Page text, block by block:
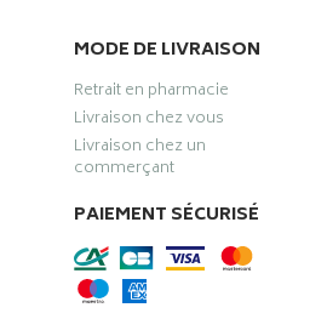
MODE DE LIVRAISON
Retrait en pharmacie
Livraison chez vous
Livraison chez un
commerçant
PAIEMENT SÉCURISÉ